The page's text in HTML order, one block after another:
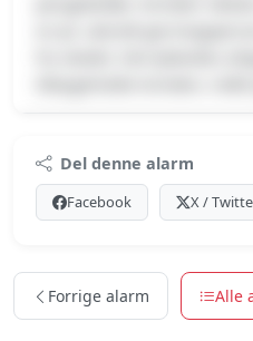
Premium
Log ind med Premium for
Se Premium-
Del denne alarm
Facebook X /
Forrige alarm Alle